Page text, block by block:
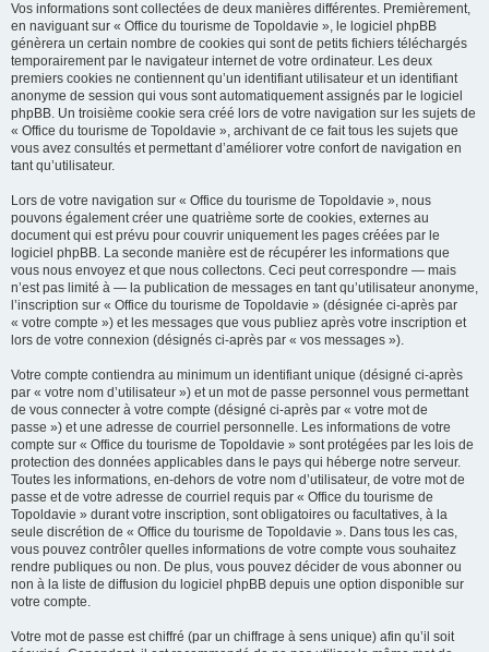
Vos informations sont collectées de deux manières différentes. Premièrement,
en naviguant sur « Office du tourisme de Topoldavie », le logiciel phpBB
génèrera un certain nombre de cookies qui sont de petits fichiers téléchargés
temporairement par le navigateur internet de votre ordinateur. Les deux
premiers cookies ne contiennent qu’un identifiant utilisateur et un identifiant
anonyme de session qui vous sont automatiquement assignés par le logiciel
phpBB. Un troisième cookie sera créé lors de votre navigation sur les sujets de
« Office du tourisme de Topoldavie », archivant de ce fait tous les sujets que
vous avez consultés et permettant d’améliorer votre confort de navigation en
tant qu’utilisateur.
Lors de votre navigation sur « Office du tourisme de Topoldavie », nous
pouvons également créer une quatrième sorte de cookies, externes au
document qui est prévu pour couvrir uniquement les pages créées par le
logiciel phpBB. La seconde manière est de récupérer les informations que
vous nous envoyez et que nous collectons. Ceci peut correspondre — mais
n’est pas limité à — la publication de messages en tant qu’utilisateur anonyme,
l’inscription sur « Office du tourisme de Topoldavie » (désignée ci-après par
« votre compte ») et les messages que vous publiez après votre inscription et
lors de votre connexion (désignés ci-après par « vos messages »).
Votre compte contiendra au minimum un identifiant unique (désigné ci-après
par « votre nom d’utilisateur ») et un mot de passe personnel vous permettant
de vous connecter à votre compte (désigné ci-après par « votre mot de
passe ») et une adresse de courriel personnelle. Les informations de votre
compte sur « Office du tourisme de Topoldavie » sont protégées par les lois de
protection des données applicables dans le pays qui héberge notre serveur.
Toutes les informations, en-dehors de votre nom d’utilisateur, de votre mot de
passe et de votre adresse de courriel requis par « Office du tourisme de
Topoldavie » durant votre inscription, sont obligatoires ou facultatives, à la
seule discrétion de « Office du tourisme de Topoldavie ». Dans tous les cas,
vous pouvez contrôler quelles informations de votre compte vous souhaitez
rendre publiques ou non. De plus, vous pouvez décider de vous abonner ou
non à la liste de diffusion du logiciel phpBB depuis une option disponible sur
votre compte.
Votre mot de passe est chiffré (par un chiffrage à sens unique) afin qu’il soit